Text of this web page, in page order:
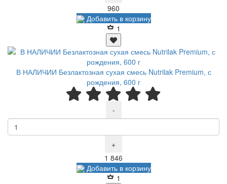
960
Добавить в корзину
1
В НАЛИЧИИ Безлактозная сухая смесь Nutrilak Premium, с
рождения, 600 г
-
+
1 846
Добавить в корзину
1